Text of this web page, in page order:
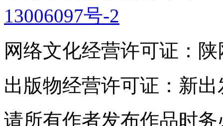
13006097号-2
网络文化经营许可证：陕
出版物经营许可证：新
请所有作者发布作品时